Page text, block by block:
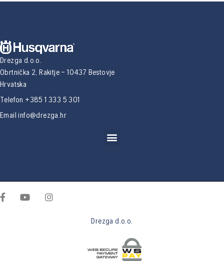
Drezga d.o.o.
Obrtnička 2, Rakitje – 10437 Bestovje
Hrvatska
Telefon +385 1 333 5 301
Emailinfo@drezga.hr
Drezga d.o.o.